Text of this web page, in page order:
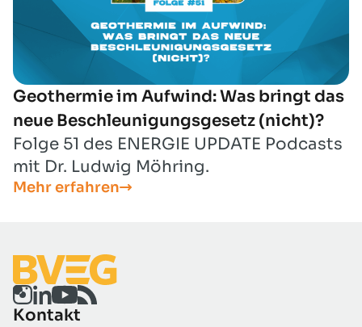
Geothermie im Aufwind: Was bringt das
neue Beschleunigungsgesetz (nicht)?
Folge 51 des ENERGIE UPDATE Podcasts
mit Dr. Ludwig Möhring.
Mehr erfahren
Kontakt